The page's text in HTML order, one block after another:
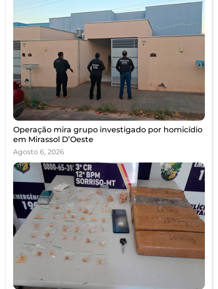
Operação mira grupo investigado por homicídio
em Mirassol D’Oeste
Agosto 6, 2026